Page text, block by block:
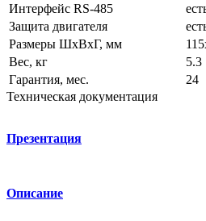
Интерфейс RS-485
Защита двигателя
Размеры ШхВхГ, мм
Вес, кг
5.3
Гарантия, мес.
24
Техническая документация
Презентация
Описание